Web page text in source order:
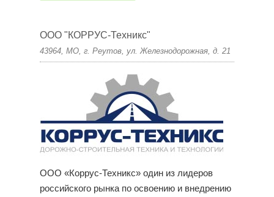
ООО "КОРРУС-Техникс"
43964, МО, г. Реутов, ул. Железнодорожная, д. 21
ООО «Коррус-Техникс» один из лидеров
российского рынка по освоению и внедрению